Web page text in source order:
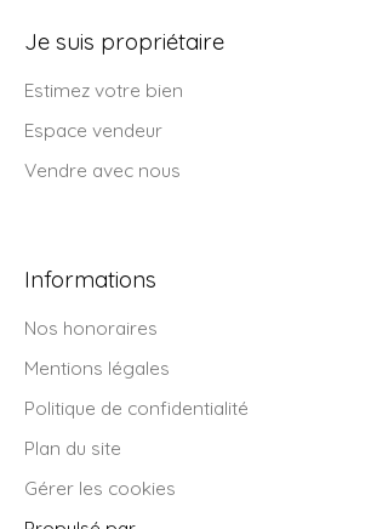
Je suis propriétaire
Estimez votre bien
Espace vendeur
Vendre avec nous
Informations
Nos honoraires
Mentions légales
Politique de confidentialité
Plan du site
Gérer les cookies